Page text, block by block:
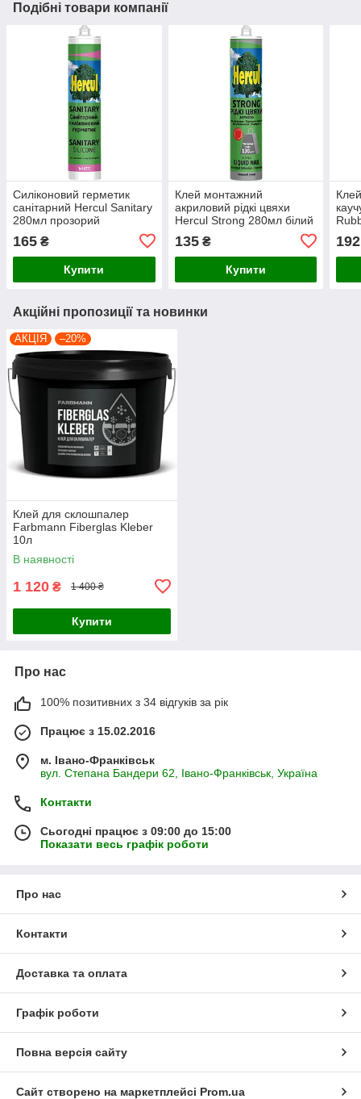
Подібні товари компанії
Силіконовий герметик
санітарний Hercul Sanitary
280мл прозорий
165 ₴
Купити
Клей монтажний
акриловий рідкі цвяхи
Hercul Strong 280мл білий
135₴
Купити
192
Акційні пропозиції та новинки
АКЦІЯ –20%
Клей для склошпалер
Farbmann Fiberglas Kleber
10л
В наявності
1 120 ₴ 1 400 ₴
Купити
Про нас
100% позитивних з 34 відгуків за рік
Працює з 15.02.2016
м. Івано-Франківськ
вул. Степана Бандери 62, Івано-Франківськ, Україна
Контакти
Сьогодні працює з 09:00 до 15:00
Показати весь графік роботи
Про нас
Контакти
Доставка та оплата
Графік роботи
Повна версія сайту
Сайт створено на маркетплейсі Prom.ua